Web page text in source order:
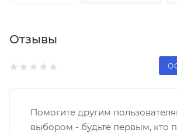
Отзывы
Помогите другим
выбором - будьте первым, кто